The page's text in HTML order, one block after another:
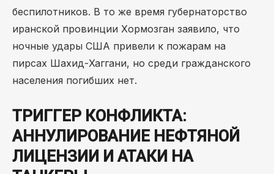
беспилотников. В то же время губернаторство
иранской провинции Хормозган заявило, что
ночные удары США привели к пожарам на
пирсах Шахид-Хаггани, но среди гражданского
населения погибших нет.
ТРИГГЕР КОНФЛИКТА:
АННУЛИРОВАНИЕ НЕФТЯНОЙ
ЛИЦЕНЗИИ И АТАКИ НА